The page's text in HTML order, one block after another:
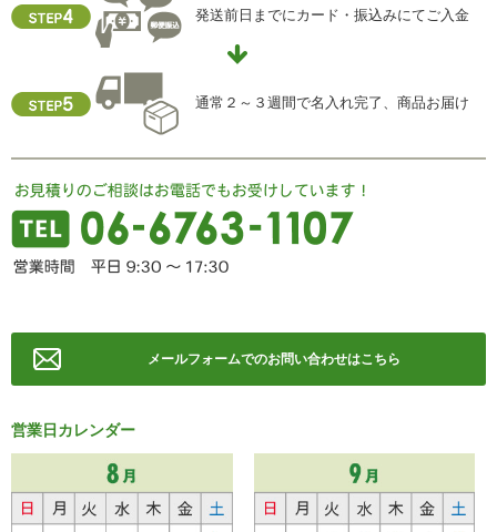
住所 ：大阪市中央区瓦屋町2-13-5
TEL ： 06-6763-5415
FAX ： 06-6763-0829
発送前日までにカード・振込みにてご入金
通常２～３週間で名入れ完了、商品お届け
メールフォームでのお問い合わせはこちら
営業日カレンダー